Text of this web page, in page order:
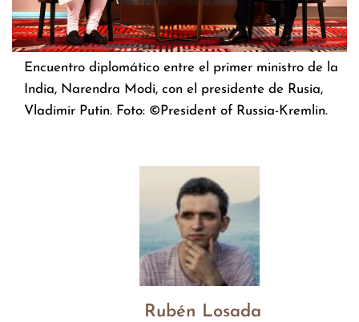
Encuentro diplomático entre el primer ministro de la
India, Narendra Modi, con el presidente de Rusia,
Vladimir Putin. Foto: ©President of Russia-Kremlin.
Rubén Losada